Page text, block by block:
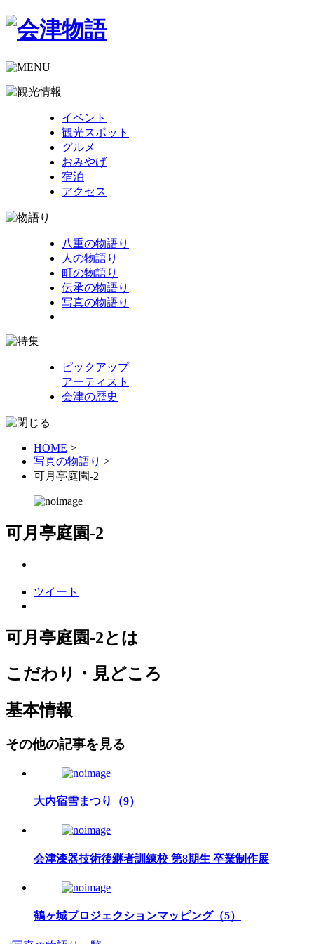
イベント
観光スポット
グルメ
おみやげ
宿泊
アクセス
八重の物語り
人の物語り
町の物語り
伝承の物語り
写真の物語り
ピックアップ
アーティスト
会津の歴史
HOME >
写真の物語り >
可月亭庭園-2
可月亭庭園-2
ツイート
可月亭庭園-2とは
こだわり・見どころ
基本情報
その他の記事を見る
大内宿雪まつり（9）
会津漆器技術後継者訓練校 第8期生 卒業制作展
鶴ヶ城プロジェクションマッピング（5）